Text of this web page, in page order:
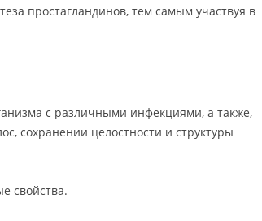
простагландинов, тем самым участвуя в
с различными инфекциями, а также,
сохранении целостности и структуры
свойства.